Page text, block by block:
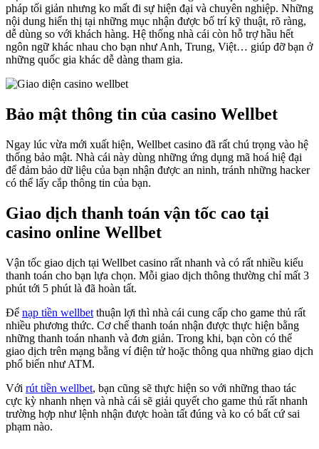
pháp tối giản nhưng ko mất đi sự hiện đại và chuyên nghiệp. Những
nội dung hiển thị tại những mục nhận được bố trí kỹ thuật, rõ ràng,
dễ dùng so với khách hàng. Hệ thống nhà cái còn hỗ trợ hầu hết
ngôn ngữ khác nhau cho bạn như Anh, Trung, Việt… giúp đỡ bạn ở
những quốc gia khác dễ dàng tham gia.
Bảo mật thông tin của casino Wellbet
Ngay lúc vừa mới xuất hiện, Wellbet casino đã rất chú trọng vào hệ
thống bảo mật. Nhà cái này dùng những ứng dụng mã hoá hiệ đại
để đảm bảo dữ liệu của bạn nhận được an ninh, tránh những hacker
có thể lấy cắp thông tin của bạn.
Giao dịch thanh toán vận tốc cao tại
casino online Wellbet
Vận tốc giao dịch tại Wellbet casino rất nhanh và có rất nhiều kiểu
thanh toán cho bạn lựa chọn. Mỗi giao dịch thông thường chỉ mất 3
phút tới 5 phút là đã hoàn tất.
Để nạp tiền wellbet thuận lợi thì nhà cái cung cấp cho game thủ rất
nhiều phương thức. Cơ chế thanh toán nhận được thực hiện bằng
những thanh toán nhanh và đơn giản. Trong khi, bạn còn có thể
giao dịch trên mạng bằng ví điện tử hoặc thông qua những giao dịch
phổ biến như ATM.
Với rút tiền wellbet, bạn cũng sẽ thực hiện so với những thao tác
cực kỳ nhanh nhẹn và nhà cái sẽ giải quyết cho game thủ rất nhanh
trường hợp như lệnh nhận được hoàn tất đúng và ko có bất cứ sai
phạm nào.